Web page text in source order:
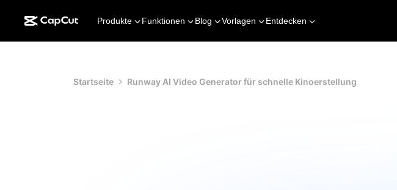
Produkte Funktionen Blog Vorlagen Entdecken
Startseite Runway AI Video Generator für schnelle Kinoerstellung